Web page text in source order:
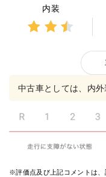
内装
中古車としては、内外
※評価点及び上記コメントは、